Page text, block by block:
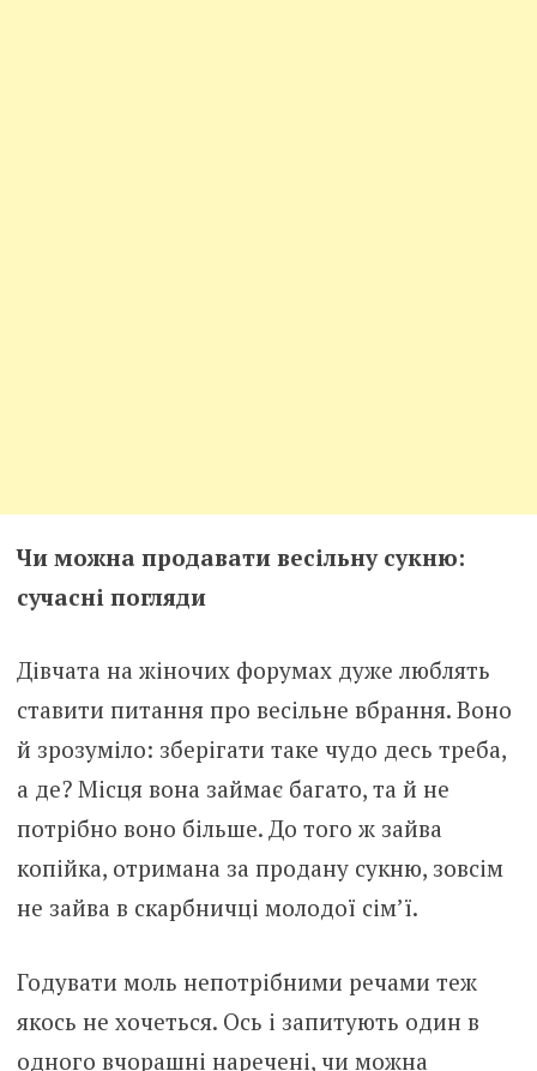
Чи можна продавати весільну сукню:
сучасні погляди
Дівчата на жіночих форумах дуже люблять
ставити питання про весільне вбрання. Воно
й зрозуміло: зберігати таке чудо десь треба,
а де? Місця вона займає багато, та й не
потрібно воно більше. До того ж зайва
копійка, отримана за продану сукню, зовсім
не зайва в скарбничці молодої сім’ї.
Годувати моль непотрібними речами теж
якось не хочеться. Ось і запитують один в
одного вчорашні наречені, чи можна